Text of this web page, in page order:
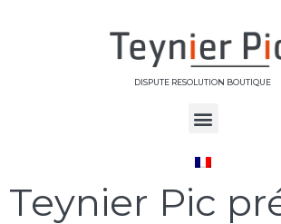
DISPUTE RESOLUTION BOUTIQUE
Étiquette :
Teynier Pic